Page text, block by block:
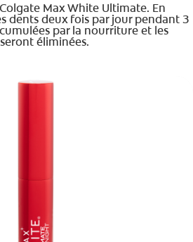
Max White Ultimate. En
dents deux fois par jour pendant 3
par la nourriture et les
éliminées.